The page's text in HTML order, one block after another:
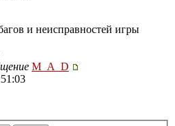
и неисправностей игры
M_A_D